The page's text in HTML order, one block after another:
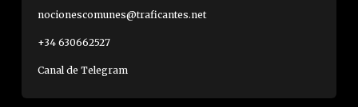
nocionescomunes@traficantes.net
+34 630662527
Canal de Telegram